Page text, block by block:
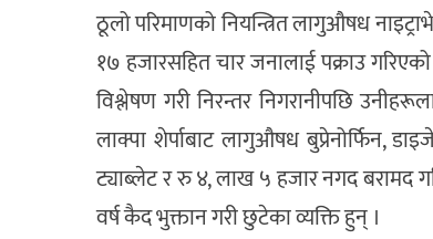
ठूलो परिमाणको नियन्त्रित लागुऔषध
१७ हजारसहित चार जनालाई पक्राउ गरिएको
विश्लेषण गरी निरन्तर निगरानीपछि
लाक्पा शेर्पाबाट लागुऔषध बुप्रेनोर्फिन,
ट्याब्लेट र रु ४, लाख ५ हजार नगद बरामद
वर्ष कैद भुक्तान गरी छुटेका व्यक्ति हुन् ।